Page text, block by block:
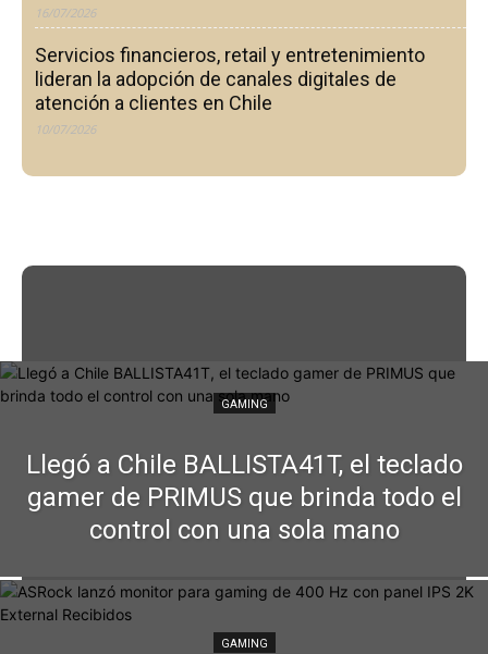
16/07/2026
Servicios financieros, retail y entretenimiento
lideran la adopción de canales digitales de
atención a clientes en Chile
10/07/2026
GAMING
Llegó a Chile BALLISTA41T, el teclado
gamer de PRIMUS que brinda todo el
control con una sola mano
GAMING